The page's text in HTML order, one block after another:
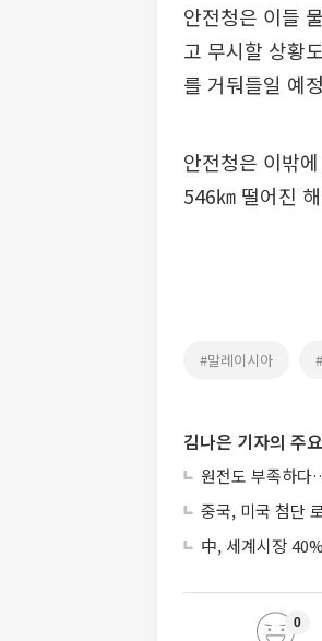
안전청은 이들
고 무시할 상황
를 거둬들일 예
안전청은 이밖
546㎞ 떨어진
#말레이시아
김나은 기자의 주
원전도 부족하다
중국, 미국 첨단
中, 세계시장
0